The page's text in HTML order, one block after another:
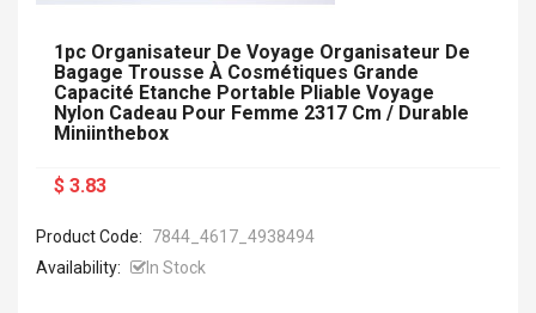
1pc Organisateur De Voyage Organisateur De
Bagage Trousse À Cosmétiques Grande
Capacité Etanche Portable Pliable Voyage
Nylon Cadeau Pour Femme 2317 Cm / Durable
Miniinthebox
$ 3.83
Product Code:
7844_4617_4938494
Availability:
In Stock